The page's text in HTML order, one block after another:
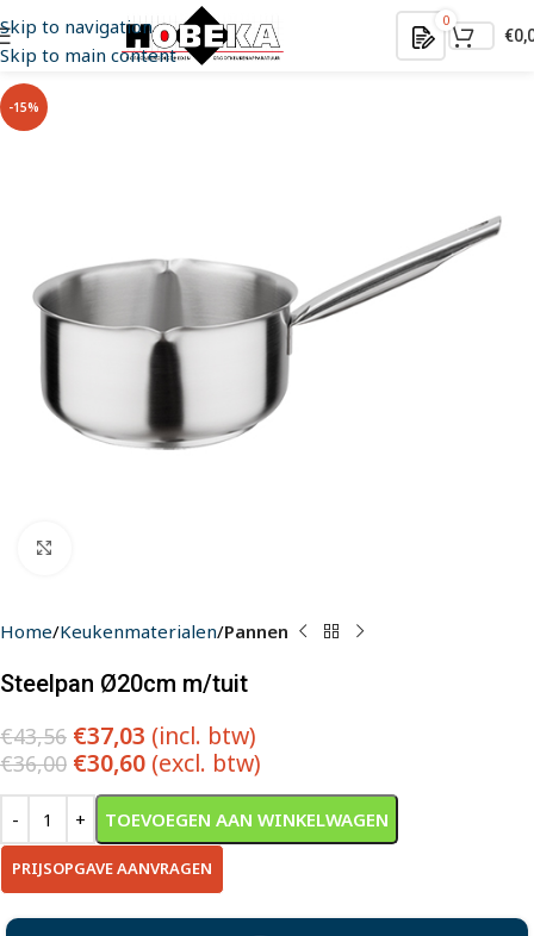
Skip to navigation
Skip to main content
0
€
-15%
Home Keukenmaterialen Pannen
Steelpan Ø20cm m/tuit
€43,56 €37,03 (incl. btw)
€36,00 €30,60 (excl. btw)
TOEVOEGEN AAN WINKELWAGEN
PRIJSOPGAVE AANVRAGEN
Alternative: